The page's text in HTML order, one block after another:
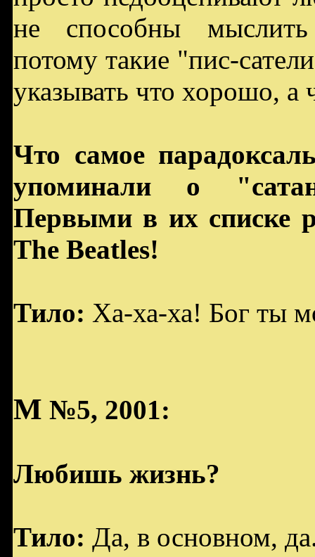
не способны мыслить
потому такие "пис-
указывать что хорошо, а
Что самое
упоминали о
Первыми в их списке
The Beatles!
Тило: Ха-ха-ха! Бог ты
M №5, 2001:
Любишь жизнь?
Тило: Да, в основном,